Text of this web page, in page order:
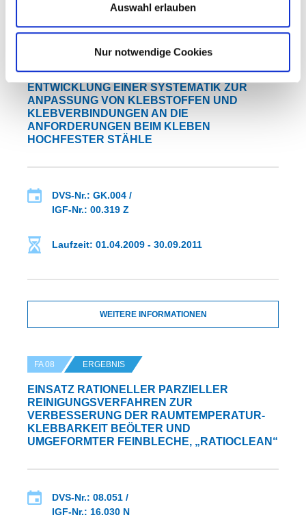
Auswahl erlauben
Nur notwendige Cookies
WEITERE INFORMATIONEN
ENTWICKLUNG EINER SYSTEMATIK ZUR
ANPASSUNG VON KLEBSTOFFEN UND
KLEBVERBINDUNGEN AN DIE
ANFORDERUNGEN BEIM KLEBEN
HOCHFESTER STÄHLE
DVS-Nr.: GK.004 /
IGF-Nr.: 00.319 Z
Laufzeit: 01.04.2009 - 30.09.2011
WEITERE INFORMATIONEN
FA 08 ERGEBNIS
EINSATZ RATIONELLER PARZIELLER
REINIGUNGSVERFAHREN ZUR
VERBESSERUNG DER RAUMTEMPERATUR-
KLEBBARKEIT BEÖLTER UND
UMGEFORMTER FEINBLECHE, „RATIOCLEAN“
DVS-Nr.: 08.051 /
IGF-Nr.: 16.030 N